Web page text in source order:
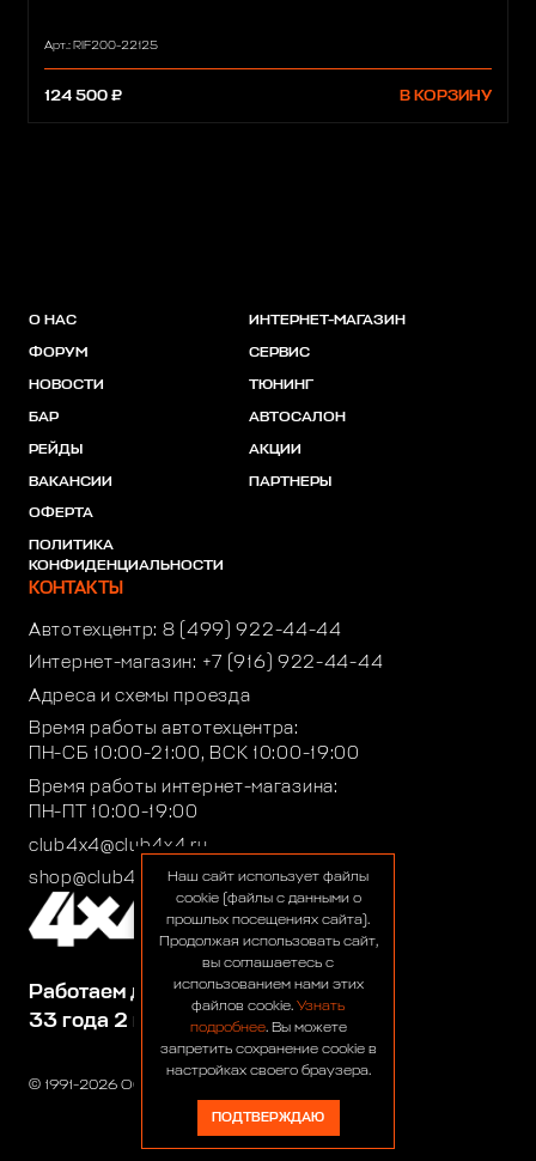
Арт.: RIF200-22125
124 500 ₽ В КОРЗИНУ
© 1991-2026 ООО «Сервис 4х4»
Работаем для вас:
33 года 2 месяца 23 дня
О НАС
ФОРУМ
НОВОСТИ
БАР
РЕЙДЫ
ВАКАНСИИ
ОФЕРТА
ПОЛИТИКА
КОНФИДЕНЦИАЛЬНОСТИ
ИНТЕРНЕТ-МАГАЗИН
СЕРВИС
ТЮНИНГ
АВТОСАЛОН
АКЦИИ
ПАРТНЕРЫ
КОНТАКТЫ
Автотехцентр: 8 (499) 922-44-44
Интернет-магазин: +7 (916) 922-44-44
Адреса и схемы проезда
Время работы автотехцентра:
ПН-СБ 10:00-21:00, ВСК 10:00-19:00
Время работы интернет-магазина:
ПН-ПТ 10:00-19:00
club4x4@club4x4.ru
shop@club4x4.ruНаш сайт использует файлы
cookie (файлы с данными о
прошлых посещениях сайта).
Продолжая использовать сайт,
вы соглашаетесь с
использованием нами этих
файлов cookie. Узнать
подробнее. Вы можете
запретить сохранение cookie в
настройках своего браузера.
ПОДТВЕРЖДАЮ